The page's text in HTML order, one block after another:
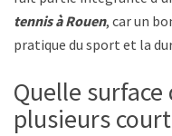
tennis à Rouen, car un
pratique du sport et la
Quelle
plusieurs